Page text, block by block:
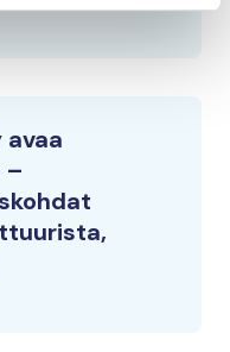
–